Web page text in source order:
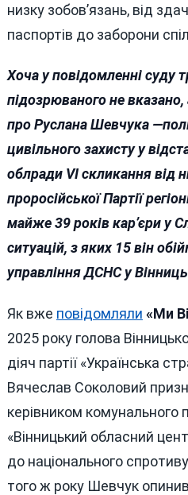
низку зобов’язань, від
паспортів до заборони
Хоча у повідомленні суду
підозрюваного не
про Руслана Шевчука
цивільного захисту у
облради VI скликання від
проросійської Партії
майже 39 років кар’єри у
ситуацій, з яких 15 він
управління ДСНС у
Як вже повідомляли «Ми
2025 року голова
діяч партії «Українська
Вячеслав Соколовий
керівником комунального
«Вінницький обласний
до національного
того ж року Шевчук